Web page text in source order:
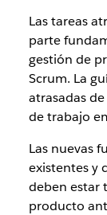
Las tareas
parte
gestión de
Scrum. La
atrasadas
de trabajo
Las nuevas
existentes y
deben estar
producto